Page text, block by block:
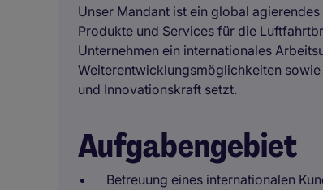
Unser Mandant ist ein global
Produkte und Services für die
Unternehmen ein internationales
Weiterentwicklungsmöglichkeiten
und Innovationskraft setzt.
Aufgabengebiet
Betreuung eines internationalen